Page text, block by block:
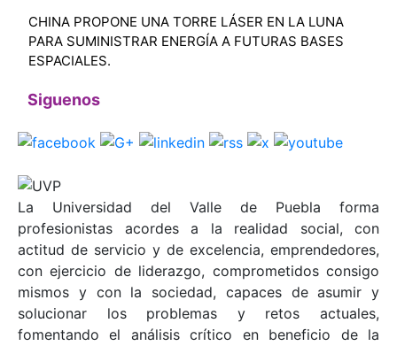
CHINA PROPONE UNA TORRE LÁSER EN LA LUNA
PARA SUMINISTRAR ENERGÍA A FUTURAS BASES
ESPACIALES.
Siguenos
La Universidad del Valle de Puebla forma
profesionistas acordes a la realidad social, con
actitud de servicio y de excelencia, emprendedores,
con ejercicio de liderazgo, comprometidos consigo
mismos y con la sociedad, capaces de asumir y
solucionar los problemas y retos actuales,
fomentando el análisis crítico en beneficio de la